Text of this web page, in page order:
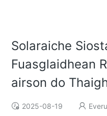
Solaraiche
Fuasglaidhean
airson do
2025-08-19